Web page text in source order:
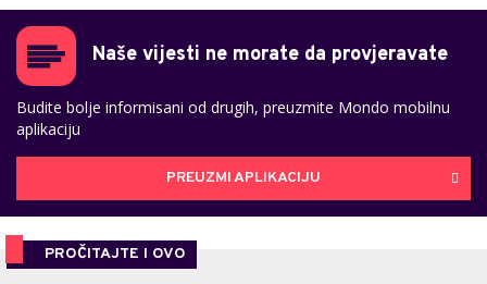
Naše vijesti ne morate da provjeravate
Budite bolje informisani od drugih, preuzmite Mondo mobilnu
aplikaciju
PREUZMI APLIKACIJU
PROČITAJTE I OVO